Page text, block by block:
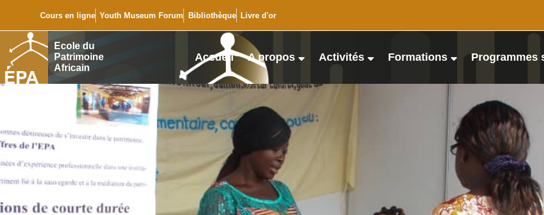
Cours en ligne Youth Museum Forum Bibliothèque Livre d'or
Ecole du
Patrimoine
Africain
Accueil A propos Activités Formations Programmes